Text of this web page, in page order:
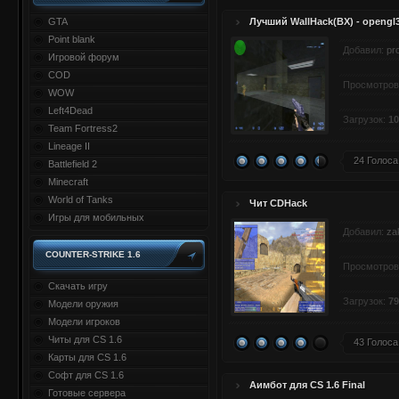
GTA
Point blank
Игровой форум
COD
WOW
Left4Dead
Team Fortress2
Lineage II
Battlefield 2
Minecraft
World of Tanks
Игры для мобильных
COUNTER-STRIKE 1.6
Скачать игру
Модели оружия
Модели игроков
Читы для CS 1.6
Карты для CS 1.6
Софт для CS 1.6
Готовые сервера
Лучший WallHack(ВХ) -
Добавил:
Загрузок:
24 Голоса
Чит CDHack
Добавил:
Загрузок:
43 Голоса
Аимбот для CS 1.6 Final